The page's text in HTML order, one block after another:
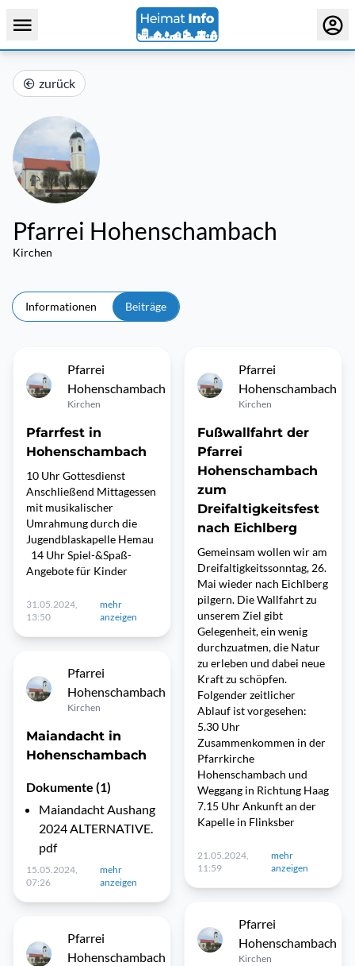
zurück
Pfarrei Hohenschambach
Kirchen
Informationen Beiträge
Pfarrei
Hohenschambach
Kirchen
Pfarrfest in
Hohenschambach
10 Uhr Gottesdienst
Anschließend Mittagessen
mit musikalischer
Umrahmung durch die
Jugendblaskapelle Hemau
14 Uhr Spiel-&Spaß-
Angebote für Kinder
31.05.2024,
13:50
mehr
anzeigen
Pfarrei
Hohenschambach
Kirchen
Maiandacht in
Hohenschambach
Dokumente (1)
Maiandacht Aushang
2024 ALTERNATIVE.
pdf
15.05.2024,
07:26
mehr
anzeigen
Pfarrei
Hohenschambach
Pfarrei
Hohenschambach
Kirchen
Fußwallfahrt der
Pfarrei
Hohenschambach
zum
Dreifaltigkeitsfest
nach Eichlberg
Gemeinsam wollen wir am
Dreifaltigkeitssonntag, 26.
Mai wieder nach Eichlberg
pilgern. Die Wallfahrt zu
unserem Ziel gibt
Gelegenheit, ein wenig
durchzuatmen, die Natur
zu erleben und dabei neue
Kraft zu schöpfen.
Folgender zeitlicher
Ablauf ist vorgesehen:
5.30 Uhr
Zusammenkommen in der
Pfarrkirche
Hohenschambach und
Weggang in Richtung Haag
7.15 Uhr Ankunft an der
Kapelle in Flinksber
21.05.2024,
11:59
mehr
anzeigen
Pfarrei
Hohenschambach
Kirchen